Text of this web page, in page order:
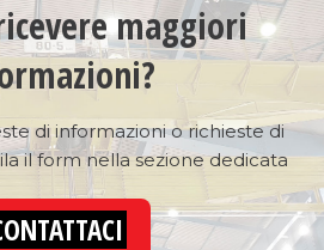
maggiori
di informazioni o richieste di
il form nella sezione dedicata